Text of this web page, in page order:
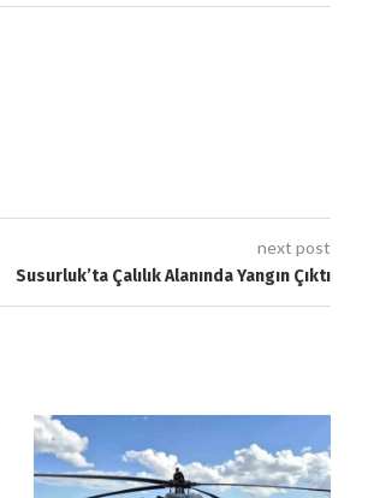
next post
Susurluk’ta Çalılık Alanında Yangın Çıktı